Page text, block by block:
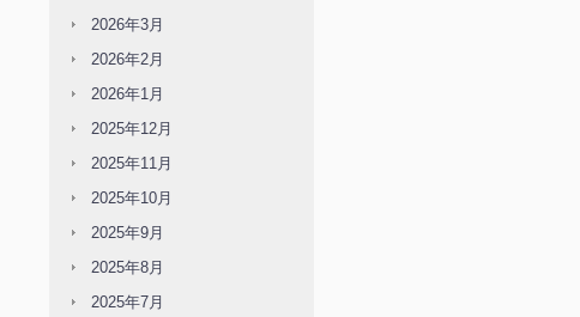
2026年3月
2026年2月
2026年1月
2025年12月
2025年11月
2025年10月
2025年9月
2025年8月
2025年7月